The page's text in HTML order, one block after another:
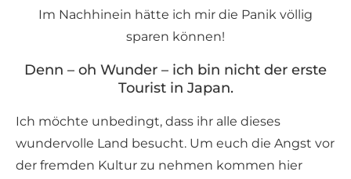
Im Nachhinein hätte ich mir die Panik völlig
sparen können!
Denn – oh Wunder – ich bin nicht der erste
Tourist in Japan.
Ich möchte unbedingt, dass ihr alle dieses
wundervolle Land besucht. Um euch die Angst vor
der fremden Kultur zu nehmen kommen hier